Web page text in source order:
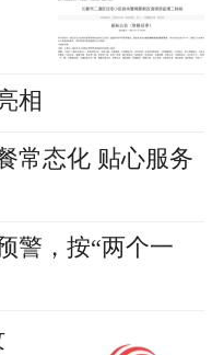
相
常态化 贴心服务
警，按“两个一